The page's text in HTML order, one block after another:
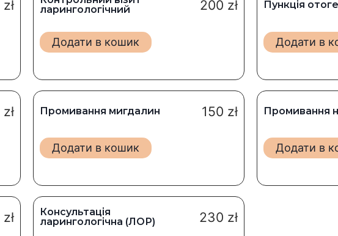
zł
ларингологічний
200 zł
Додати в кошик
Пункція
Додати в
zł Промивання мигдалин 150 zł
Додати в кошик
Промивання
Додати в
zł
Консультація
ларингологічна (ЛОР)
230 zł